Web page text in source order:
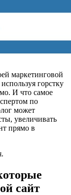
маркетинговой
горстку
И что самое
по
может
увеличивать
прямо в
сайт